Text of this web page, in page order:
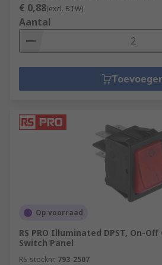
€ 0,88(excl. BTW)
Aantal
Op voorraad
RS PRO Illuminated DPST, On-
Switch Panel
RS-stocknr. 793-2507